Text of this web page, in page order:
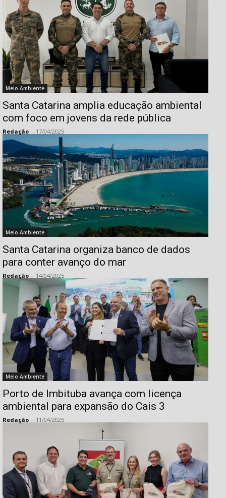
Meio Ambiente
Santa Catarina amplia educação ambiental
com foco em jovens da rede pública
Redação - 17/04/2025
Meio Ambiente
Santa Catarina organiza banco de dados
para conter avanço do mar
Redação - 14/04/2025
Meio Ambiente
Porto de Imbituba avança com licença
ambiental para expansão do Cais 3
Redação - 11/04/2025